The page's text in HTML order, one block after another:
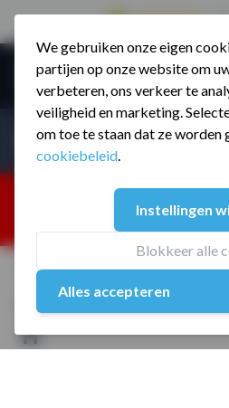
We gebruiken onze eigen
partijen op onze website om
verbeteren, ons verkeer te
veiligheid en marketing.
om toe te staan dat ze worden
cookiebeleid.
Instellingen
Blokkeer alle
Alles accepteren
Ga naar de inhoud
Menu
Producten zoeken...
25% korting ivm vakantiesluiting.
ZOMERMP. muv vloeren,
zakelijk en dealer inlog.
Home / Hoes voor soft plyo box
Hoes voor soft
H